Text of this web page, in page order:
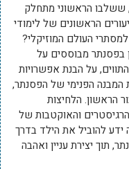
ששלבו הראשוני מתחלק
הראשונים של לימודי
העולם המוזיקלי?
בפסנתר מבוססים על
על הבנת אפשרויות
המבנה הפנימי של הפסנתר,
הראשון. הלחיצות
והאוקטבות של
ידע להוביל את הילד בדרך
תוך יצירת עניין ואהבה